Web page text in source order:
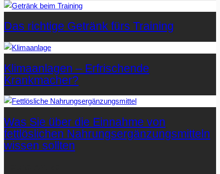
Das richtige Getränk fürs Training
Klimaanlagen – Erfrischende
Krankmacher?
Was Sie über die Einnahme von
fettlöslichen Nahrungsergänzungsmitteln
wissen sollten